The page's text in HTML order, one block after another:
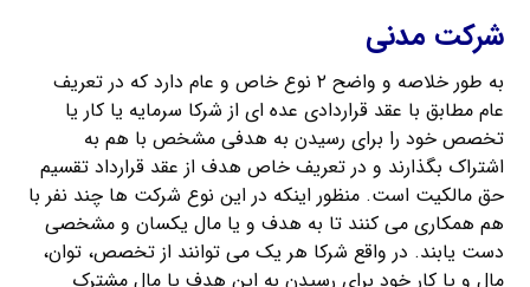
شرکت مدنی
به طور خلاصه و واضح ۲ نوع خاص و عام دارد که در تعریف
عام مطابق با عقد قراردادی عده ای از شرکا سرمایه یا کار یا
تخصص خود را برای رسیدن به هدفی مشخص با هم به
اشتراک بگذارند و در تعریف خاص هدف از عقد قرارداد تقسیم
حق مالکیت است. منظور اینکه در این نوع شرکت ها چند نفر با
هم همکاری می کنند تا به هدف و یا مال یکسان و مشخصی
دست یابند. در واقع شرکا هر یک می توانند از تخصص، توان،
مال و یا کار خود برای رسیدن به این هدف یا مال مشترک